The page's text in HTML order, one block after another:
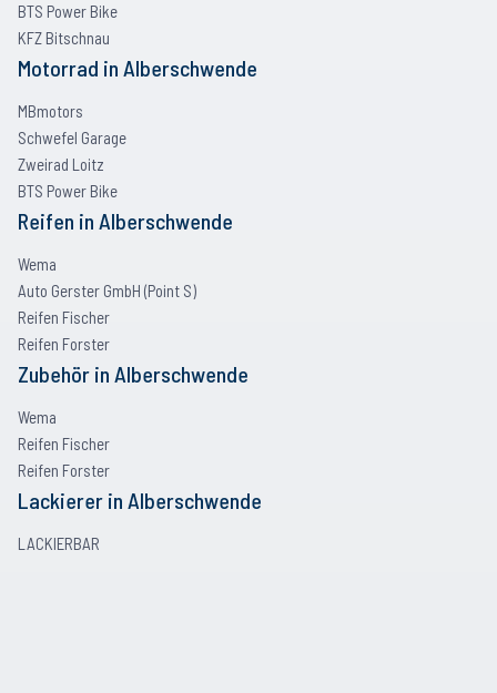
BTS Power Bike
KFZ Bitschnau
Motorrad in Alberschwende
MBmotors
Schwefel Garage
Zweirad Loitz
BTS Power Bike
Reifen in Alberschwende
Wema
Auto Gerster GmbH (Point S)
Reifen Fischer
Reifen Forster
Zubehör in Alberschwende
Wema
Reifen Fischer
Reifen Forster
Lackierer in Alberschwende
LACKIERBAR